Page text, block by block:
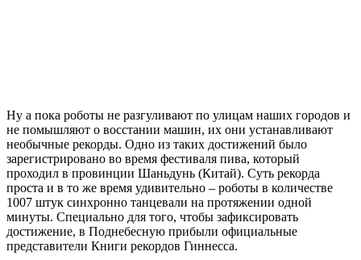
Ну а пока роботы не разгуливают по улицам наших городов и
не помышляют о восстании машин, их они устанавливают
необычные рекорды. Одно из таких достижений было
зарегистрировано во время фестиваля пива, который
проходил в провинции Шаньдунь (Китай). Суть рекорда
проста и в то же время удивительно – роботы в количестве
1007 штук синхронно танцевали на протяжении одной
минуты. Специально для того, чтобы зафиксировать
достижение, в Поднебесную прибыли официальные
представители Книги рекордов Гиннесса.